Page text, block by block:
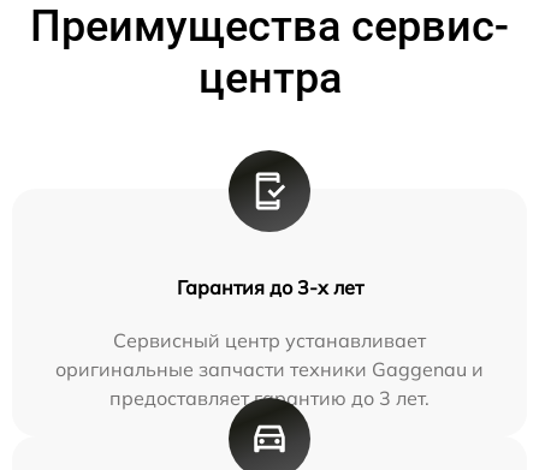
Преимущества сервис-
центра
Гарантия до 3-х лет
Сервисный центр устанавливает
оригинальные запчасти техники Gaggenau и
предоставляет гарантию до 3 лет.